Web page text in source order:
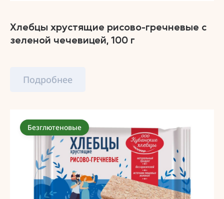
Хлебцы хрустящие рисово-гречневые с
зеленой чечевицей, 100 г
Подробнее
Безглютеновые